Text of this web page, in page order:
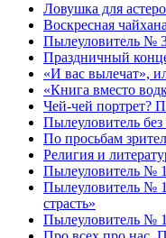
Ловушка для
Воскресная
Пылеуловитель №
Праздничный
«И вас вылечат»,
«Книга вместо
Чей-чей портрет?
Пылеуловитель
По просьбам
Религия и
Пылеуловитель №
Пылеуловитель №
страсть»
Пылеуловитель №